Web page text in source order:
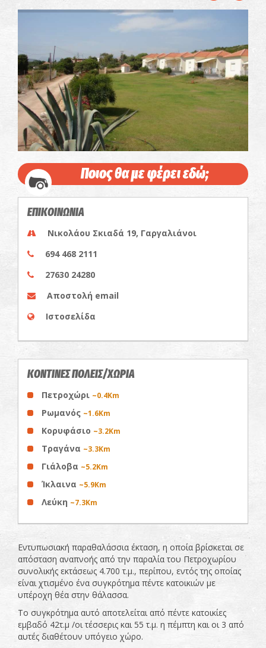
Ποιος θα με φέρει εδώ;
ΕΠΙΚΟΙΝΩΝΙΑ
Νικολάου Σκιαδά 19, Γαργαλιάνοι
694 468 2111
27630 24280
Αποστολή email
Ιστοσελίδα
ΚΟΝΤΙΝΕΣ ΠΟΛΕΙΣ/ΧΩΡΙΑ
Πετροχώρι ~0.4Km
Ρωμανός ~1.6Km
Κορυφάσιο ~3.2Km
Τραγάνα ~3.3Km
Γιάλοβα ~5.2Km
Ίκλαινα ~5.9Km
Λεύκη ~7.3Km
Εντυπωσιακή παραθαλάσσια έκταση, η οποία βρίσκεται σε
απόσταση αναπνοής από την παραλία του Πετροχωρίου
συνολικής εκτάσεως 4.700 τ.μ., περίπου, εντός της οποίας
είναι χτισμένο ένα συγκρότημα πέντε κατοικιών με
υπέροχη θέα στην θάλασσα.
Το συγκρότημα αυτό αποτελείται από πέντε κατοικίες
εμβαδό 42τ.μ /οι τέσσερις και 55 τ.μ. η πέμπτη και οι 3 από
αυτές διαθέτουν υπόγειο χώρο.